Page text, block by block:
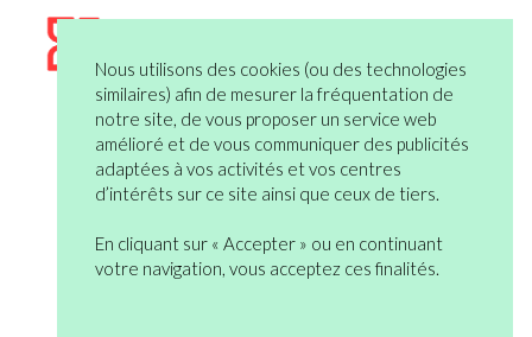
Nous utilisons des cookies (ou des technologies
similaires) afin de mesurer la fréquentation de
notre site, de vous proposer un service web
amélioré et de vous communiquer des publicités
adaptées à vos activités et vos centres
d’intérêts sur ce site ainsi que ceux de tiers.
En cliquant sur « Accepter » ou en continuant
votre navigation, vous acceptez ces finalités.